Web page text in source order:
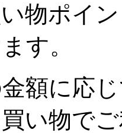
物ポイ
す。
額に応
い物で